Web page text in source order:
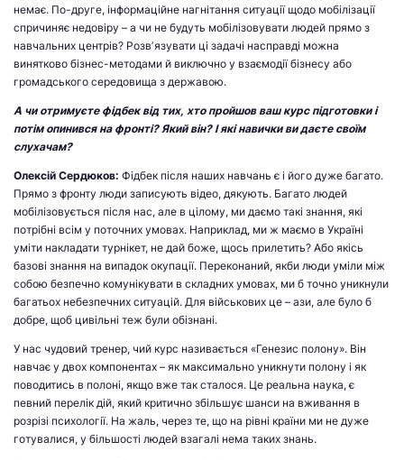
немає. По-друге, інформаційне нагнітання ситуації щодо мобілізації
спричиняє недовіру – а чи не будуть мобілізовувати людей прямо з
навчальних центрів? Розвʼязувати ці задачі насправді можна
винятково бізнес-методами й виключно у взаємодії бізнесу або
громадського середовища з державою.
А чи отримуєте фідбек від тих, хто пройшов ваш курс підготовки і
потім опинився на фронті? Який він? І які навички ви даєте своїм
слухачам?
Олексій Сердюков: Фідбек після наших навчань є і його дуже багато.
Прямо з фронту люди записують відео, дякують. Багато людей
мобілізовується після нас, але в цілому, ми даємо такі знання, які
потрібні всім у поточних умовах. Наприклад, ми ж маємо в Україні
уміти накладати турнікет, не дай боже, щось прилетить? Або якісь
базові знання на випадок окупації. Переконаний, якби люди уміли між
собою безпечно комунікувати в складних умовах, ми б точно уникнули
багатьох небезпечних ситуацій. Для військових це – ази, але було б
добре, щоб цивільні теж були обізнані.
У нас чудовий тренер, чий курс називається «Генезис полону». Він
навчає у двох компонентах – як максимально уникнути полону і як
поводитись в полоні, якщо вже так сталося. Це реальна наука, є
певний перелік дій, який критично збільшує шанси на вживання в
розрізі психології. На жаль, через те, що на рівні країни ми не дуже
готувалися, у більшості людей взагалі нема таких знань.